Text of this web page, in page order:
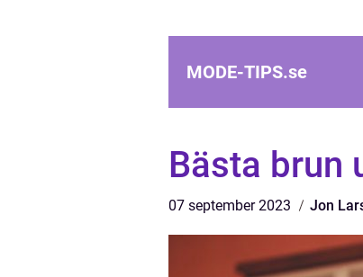
MODE-TIPS.se
Bästa brun
07 september 2023 Jon